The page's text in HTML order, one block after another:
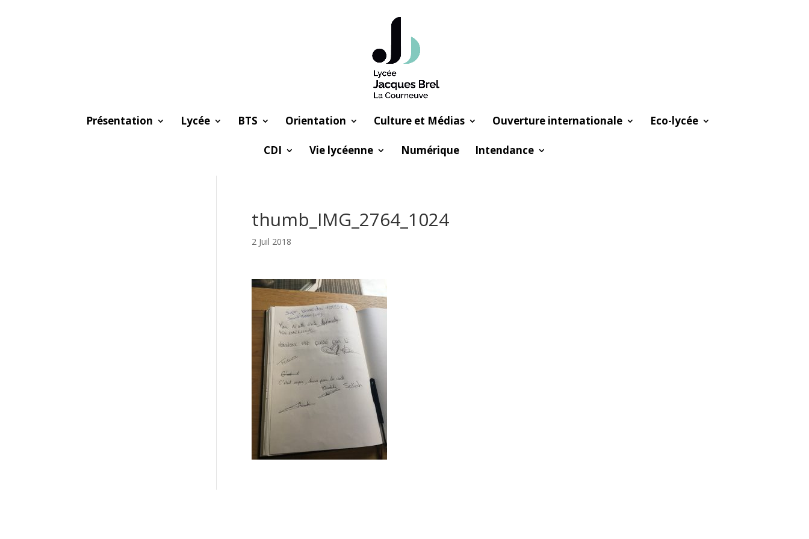
Présentation Lycée BTS Orientation Culture et Médias Ouverture internationale Eco-lycée
CDI Vie lycéenne Numérique Intendance
thumb_IMG_2764_1024
2 Juil 2018